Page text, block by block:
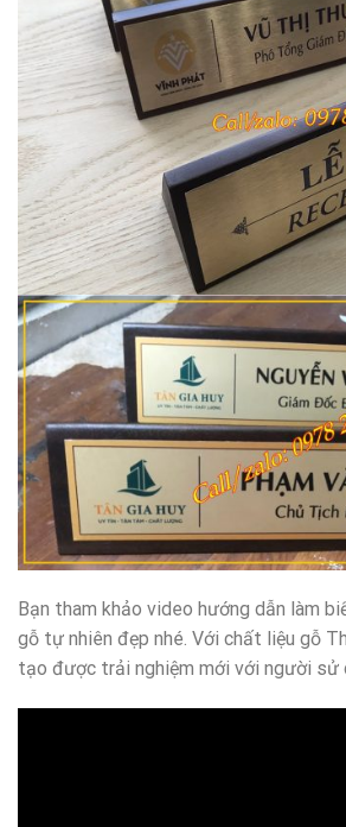
Bạn tham khảo video hướng dẫn làm
gỗ tự nhiên đẹp nhé. Với chất liệu gỗ
tạo được trải nghiệm mới với người sử